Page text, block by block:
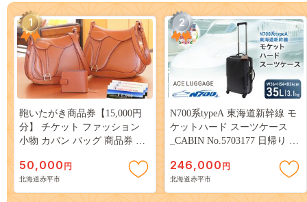
1
鞄いたがき商品券【15,000円
分】 チケット ファッション
小物 カバン バッグ 商品券 革
用 一つ一つ職人が心を込めて
手作り なめしの革 いたがき
50,000 円
北海道赤平市
2
N700系typeA 東海道新幹線 モ
ケットハード スーツケース
_CABIN No.5703177 日帰り 1
イズ 日本製 キャリーケース
エコ アップサイクル 再利用
リサイクル 電車 鉄道
246,000 円
北海道赤平市